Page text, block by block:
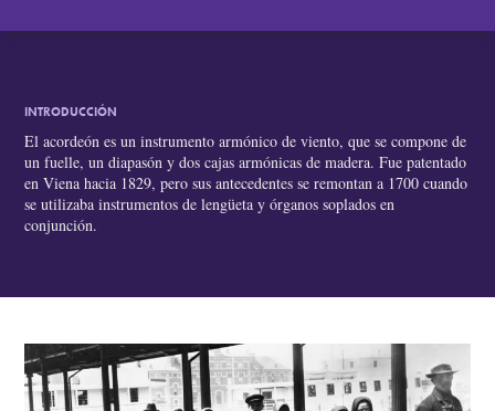
INTRODUCCIÓN
El acordeón es un instrumento armónico de viento, que se compone de
un fuelle, un diapasón y dos cajas armónicas de madera. Fue patentado
en Viena hacia 1829, pero sus antecedentes se remontan a 1700 cuando
se utilizaba instrumentos de lengüeta y órganos soplados en
conjunción.